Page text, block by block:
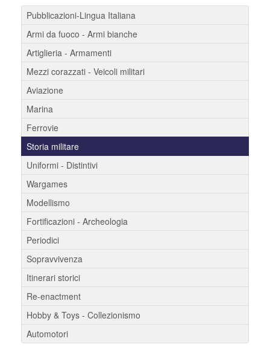
Pubblicazioni-Lingua Italiana
Armi da fuoco - Armi bianche
Artiglieria - Armamenti
Mezzi corazzati - Veicoli militari
Aviazione
Marina
Ferrovie
Storia militare
Uniformi - Distintivi
Wargames
Modellismo
Fortificazioni - Archeologia
Periodici
Sopravvivenza
Itinerari storici
Re-enactment
Hobby & Toys - Collezionismo
Automotori